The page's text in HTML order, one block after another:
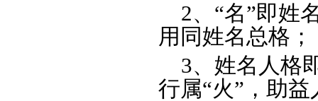
2、“名”即姓
用同姓名总格；
3、姓名人格
行属“火”，助